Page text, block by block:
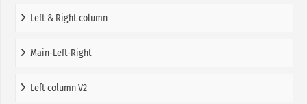
Left & Right column
Main-Left-Right
Left column V2